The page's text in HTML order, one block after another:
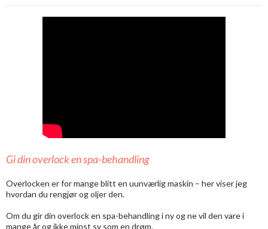
Gi din overlock en spa-behandling
Overlocken er for mange blitt en uunværlig maskin – her viser jeg
hvordan du rengjør og oljer den.
Om du gir din overlock en spa-behandling i ny og ne vil den vare i
mange år og ikke minst sy som en drøm.